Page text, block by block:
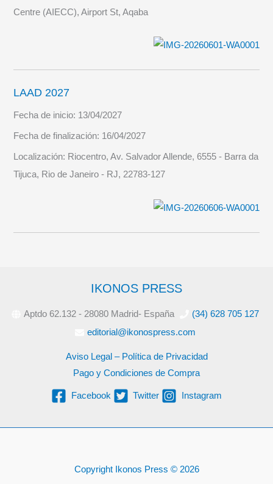
Centre (AIECC), Airport St, Aqaba
LAAD 2027
Fecha de inicio: 13/04/2027
Fecha de finalización: 16/04/2027
Localización: Riocentro, Av. Salvador Allende, 6555 - Barra da
Tijuca, Rio de Janeiro - RJ, 22783-127
IKONOS PRESS
Aptdo 62.132 - 28080 Madrid- España
(34) 628 705 127
editorial@ikonospress.com
Aviso Legal – Política de Privacidad
Pago y Condiciones de Compra
Facebook Twitter Instagram
Copyright Ikonos Press © 2026